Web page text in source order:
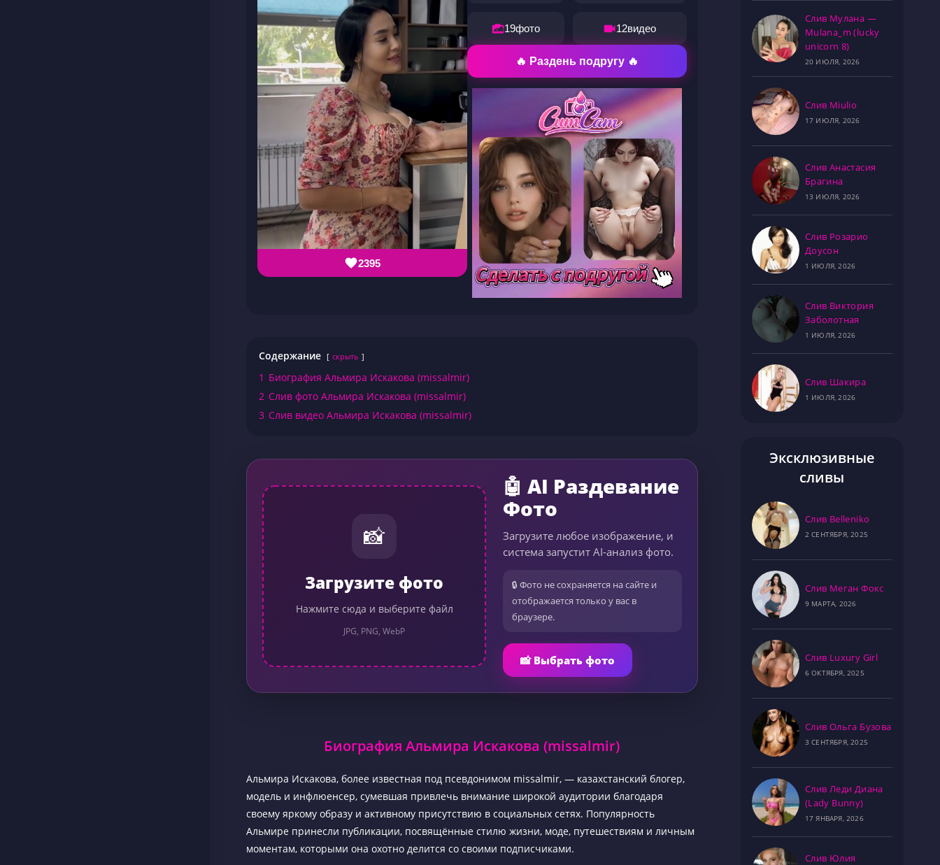
2395
19фото 12видео
🔥 Раздень подругу 🔥
Содержание скрыть
1 Биография Альмира Искакова (missalmir)
2 Слив фото Альмира Искакова (missalmir)
3 Слив видео Альмира Искакова (missalmir)
📸
Загрузите фото
Нажмите сюда и выберите файл
JPG, PNG, WebP
🤖 AI Раздевание
Фото
Загрузите любое изображение, и
система запустит AI-анализ фото.
🔒 Фото не сохраняется на сайте и
отображается только у вас в
браузере.
📸 Выбрать фото
Биография Альмира Искакова (missalmir)
Альмира Искакова, более известная под псевдонимом missalmir, — казахстанский блогер,
модель и инфлюенсер, сумевшая привлечь внимание широкой аудитории благодаря
своему яркому образу и активному присутствию в социальных сетях. Популярность
Альмире принесли публикации, посвящённые стилю жизни, моде, путешествиям и личным
моментам, которыми она охотно делится со своими подписчиками.
Слив Мулана —
Mulana_m (lucky
unicorn 8)
20 ИЮЛЯ, 2026
Слив Miulio
17 ИЮЛЯ, 2026
Слив Анастасия
Брагина
13 ИЮЛЯ, 2026
Слив Розарио
Доусон
1 ИЮЛЯ, 2026
Слив Виктория
Заболотная
1 ИЮЛЯ, 2026
Слив Шакира
1 ИЮЛЯ, 2026
Эксклюзивные
сливы
Слив Belleniko
2 СЕНТЯБРЯ, 2025
Слив Меган Фокс
9 МАРТА, 2026
Слив Luxury Girl
6 ОКТЯБРЯ, 2025
Слив Ольга Бузова
3 СЕНТЯБРЯ, 2025
Слив Леди Диана
(Lady Bunny)
17 ЯНВАРЯ, 2026
Слив Юлия